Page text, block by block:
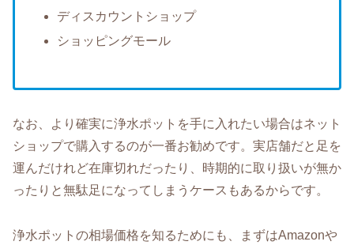
ディスカウントショップ
ショッピングモール
なお、より確実に浄水ポットを手に入れたい場合はネット
ショップで購入するのが一番お勧めです。実店舗だと足を
運んだけれど在庫切れだったり、時期的に取り扱いが無か
ったりと無駄足になってしまうケースもあるからです。
浄水ポットの相場価格を知るためにも、まずはAmazonや